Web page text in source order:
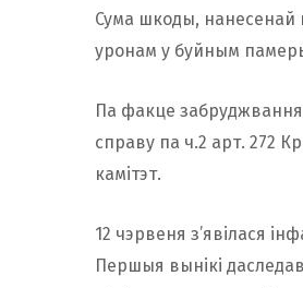
Сума шкоды, нанесенай
уронам у буйным
Па факце забруджвання
справу па ч.2 арт. 272
камітэт.
12 чэрвеня з’явілася
Першыя вынікі